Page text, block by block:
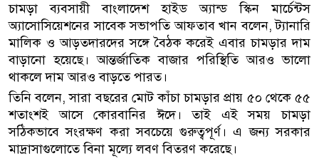
চামড়া ব্যবসায়ী বাংলাদেশ হাইড অ্যান্ড স্কিন মার্চেন্টস
অ্যাসোসিয়েশনের সাবেক সভাপতি আফতাব খান বলেন, ট্যানারি
মালিক ও আড়তদারদের সঙ্গে বৈঠক করেই এবার চামড়ার দাম
বাড়ানো হয়েছে। আন্তর্জাতিক বাজার পরিস্থিতি আরও ভালো
থাকলে দাম আরও বাড়তে পারত।
তিনি বলেন, সারা বছরের মোট কাঁচা চামড়ার প্রায় ৫০ থেকে ৫৫
শতাংশই আসে কোরবানির ঈদে। তাই এই সময় চামড়া
সঠিকভাবে সংরক্ষণ করা সবচেয়ে গুরুত্বপূর্ণ। এ জন্য সরকার
মাদ্রাসাগুলোতে বিনা মূল্যে লবণ বিতরণ করেছে।